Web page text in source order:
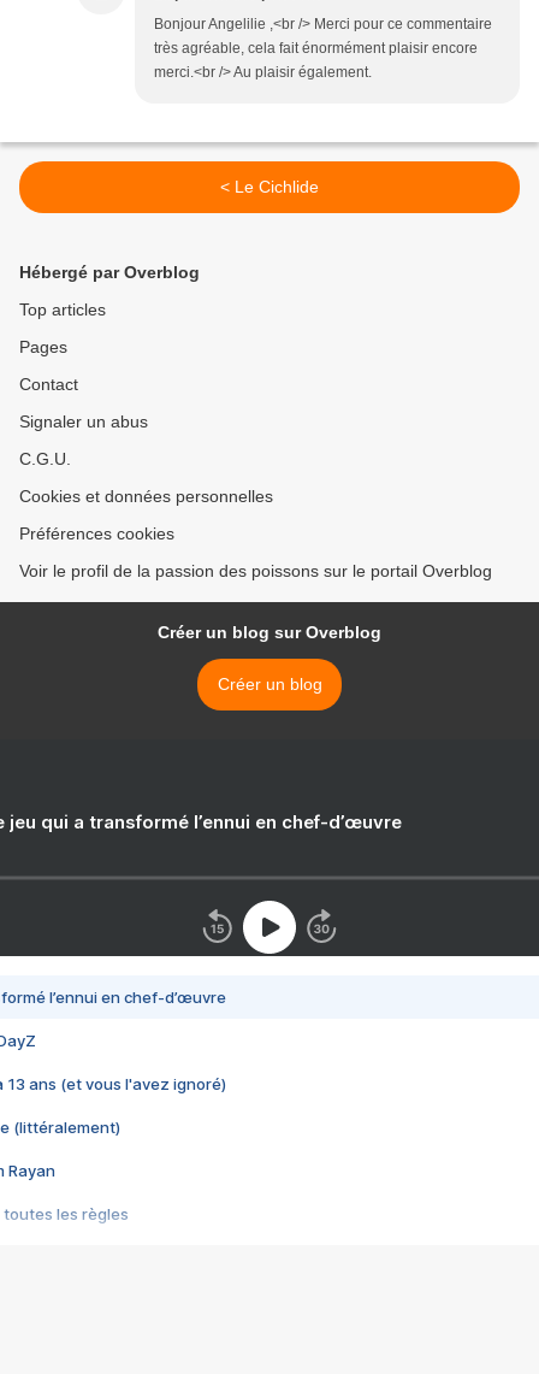
Bonjour Angelilie ,<br /> Merci pour ce commentaire
très agréable, cela fait énormément plaisir encore
merci.<br /> Au plaisir également.
< Le Cichlide
Hébergé par Overblog
Top articles
Pages
Contact
Signaler un abus
C.G.U.
Cookies et données personnelles
Préférences cookies
Voir le profil de la passion des poissons sur le portail Overblog
Créer un blog sur Overblog
Créer un blog
jeu qui a transformé l’ennui en chef-d’œuvre
l’ennui en chef-d’œuvre
13 ans (et vous l'avez ignoré)
(littéralement)
Rayan
toutes les règles